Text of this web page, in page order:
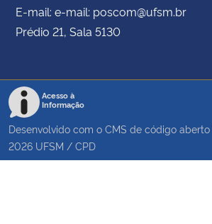
E-mail: e-mail: poscom@ufsm.br
Prédio 21, Sala 5130
Acesso à
Informação
Desenvolvido com o CMS de código aberto
2026 UFSM / CPD